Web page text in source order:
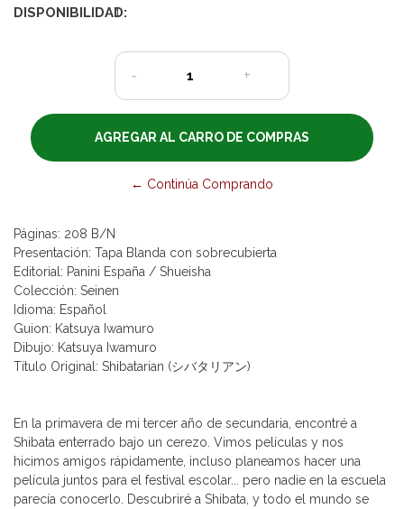
DISPONIBILIDAD:
1
- +
← Continúa Comprando
Páginas: 208 B/N
Presentación: Tapa Blanda con sobrecubierta
Editorial: Panini España / Shueisha
Colección: Seinen
Idioma: Español
Guion: Katsuya Iwamuro
Dibujo: Katsuya Iwamuro
Título Original: Shibatarian (シバタリアン)
En la primavera de mi tercer año de secundaria, encontré a
Shibata enterrado bajo un cerezo. Vimos películas y nos
hicimos amigos rápidamente, incluso planeamos hacer una
película juntos para el festival escolar... pero nadie en la escuela
parecía conocerlo. Descubriré a Shibata, y todo el mundo se